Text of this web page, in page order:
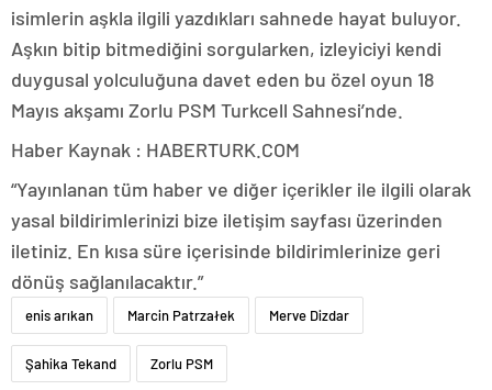
isimlerin aşkla ilgili yazdıkları sahnede hayat buluyor.
Aşkın bitip bitmediğini sorgularken, izleyiciyi kendi
duygusal yolculuğuna davet eden bu özel oyun 18
Mayıs akşamı Zorlu PSM Turkcell Sahnesi’nde.
Haber Kaynak : HABERTURK.COM
“Yayınlanan tüm haber ve diğer içerikler ile ilgili olarak
yasal bildirimlerinizi bize iletişim sayfası üzerinden
iletiniz. En kısa süre içerisinde bildirimlerinize geri
dönüş sağlanılacaktır.”
enis arıkan Marcin Patrzałek Merve Dizdar
Şahika Tekand Zorlu PSM